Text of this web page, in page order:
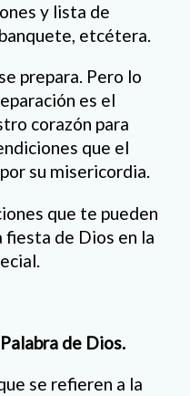
y lista de
etcétera.
prepara. Pero lo
es el
corazón para
que el
su misericordia.
que te pueden
fiesta de Dios en la
de Dios.
se refieren a la